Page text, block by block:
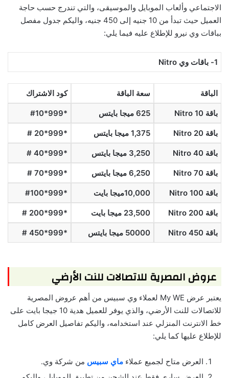
الاجتماعي وألعاب الموبايل والموسيقى، والتي تندرج حسب حاجة
العميل حيث تبدأ من 10 جنيه إلى 450 جنيه، واليكم جدول مفصل
بباقات وي نيرو للإطلاع عليه فيما يلي:
1- باقات وي Nitro
الباقة سعة الباقة كود الاشتراك
باقة 10 Nitro 625 ميجا بايتس *999*
10
#
باقة 20 Nitro 1,375 ميجا بايتس *999*20 #
باقة 40 Nitro 3,250 ميجا بايتس *999*40 #
باقة 70 Nitro 6,250 ميجا بايتس *999*70 #
باقة 100 Nitro 10,000ميجا بايت *999*
100
#
باقة 200 Nitro 23,500 ميجا بايت *999*200 #
باقة 450 Nitro 50000 ميجا بايتس *999*450 #
عروض المصرية للاتصالات للنت الأرضي
يعتبر عرض My WE لعملاء وي سبيس من أهم عروض المصرية
للاتصالات للنت الأرضي، والذي يوفر للعميل هدية 10 جيجا بايت على
خط الانترنت المنزلي عند استخدامه، واليكم تفاصيل العرض كامل
للإطلاع عليها كما يلي:
العرض متاح لجميع عملاء ماي سبيس من شركة وي.